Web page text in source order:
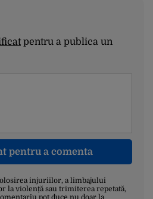
pentru a publica un
pentru a comenta
injuriilor, a limbajului
la violență sau trimiterea repetată,
pot duce nu doar la